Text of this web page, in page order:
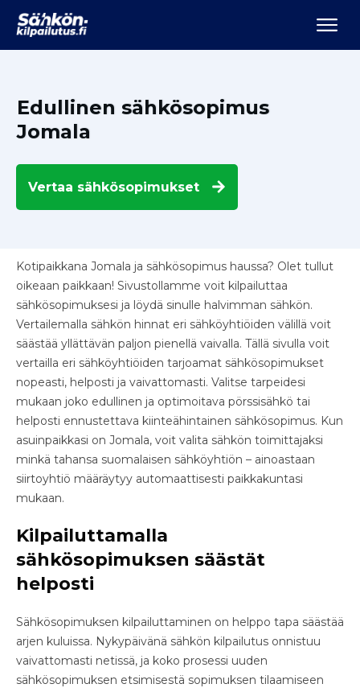
Edullinen sähkösopimus
Jomala
Vertaa sähkösopimukset
Kotipaikkana Jomala ja sähkösopimus haussa? Olet tullut
oikeaan paikkaan! Sivustollamme voit kilpailuttaa
sähkösopimuksesi ja löydä sinulle halvimman sähkön.
Vertailemalla sähkön hinnat eri sähköyhtiöiden välillä voit
säästää yllättävän paljon pienellä vaivalla. Tällä sivulla voit
vertailla eri sähköyhtiöiden tarjoamat sähkösopimukset
nopeasti, helposti ja vaivattomasti. Valitse tarpeidesi
mukaan joko edullinen ja optimoitava pörssisähkö tai
helposti ennustettava kiinteähintainen sähkösopimus. Kun
asuinpaikkasi on Jomala, voit valita sähkön toimittajaksi
minkä tahansa suomalaisen sähköyhtiön – ainoastaan
siirtoyhtiö määräytyy automaattisesti paikkakuntasi
mukaan.
Kilpailuttamalla
sähkösopimuksen säästät
helposti
Sähkösopimuksen kilpailuttaminen on helppo tapa säästää
arjen kuluissa. Nykypäivänä sähkön kilpailutus onnistuu
vaivattomasti netissä, ja koko prosessi uuden
sähkösopimuksen etsimisestä sopimuksen tilaamiseen